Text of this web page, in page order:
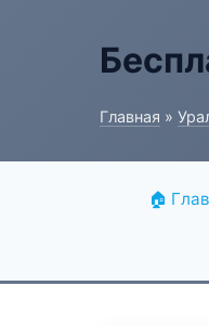
Главная »
🏠